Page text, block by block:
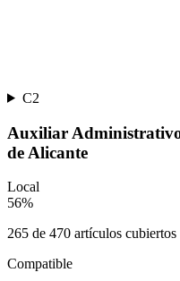
C2
Auxiliar
de Alicante
Local
56%
265 de 470 artículos cubiertos
Compatible